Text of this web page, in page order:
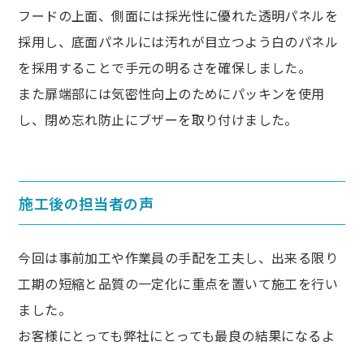
フードの上面、側面には採光性に優れた透明パネルを
採用し、底面パネルには汚れが目立つよう白のパネル
を採用することで手元の明るさを確保しました。
また扉端部には気密性向上のためにパッキンを使用
し、閉め忘れ防止にブザーを取り付けました。
施工後の担当者の声
今回は事前加工や作業員の手配を工夫し、出来る限り
工期の短縮と品質の一定化に重点を置いて施工を行い
ました。
お客様にとっても弊社にとっても最良の結果になるよ